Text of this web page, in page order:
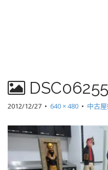
DSC06255
2012/12/27 • 640 × 480 • 中古